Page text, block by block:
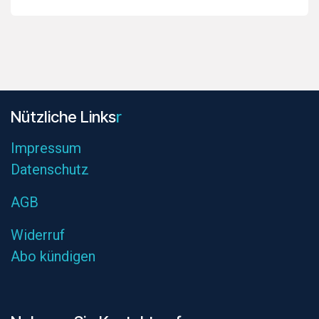
Nützliche L​inksr
Impressum
Datenschutz
AGB
Widerruf
Abo kündigen